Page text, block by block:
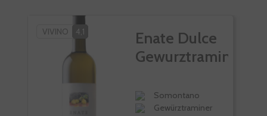
VIVINO 4,1
Enate Dulce
Gewurztraminer
Somontano
Gewürztraminer